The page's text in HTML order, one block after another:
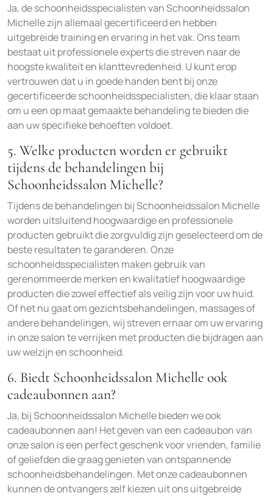
Ja, de schoonheidsspecialisten van Schoonheidssalon
Michelle zijn allemaal gecertificeerd en hebben
uitgebreide training en ervaring in het vak. Ons team
bestaat uit professionele experts die streven naar de
hoogste kwaliteit en klanttevredenheid. U kunt erop
vertrouwen dat u in goede handen bent bij onze
gecertificeerde schoonheidsspecialisten, die klaar staan
om u een op maat gemaakte behandeling te bieden die
aan uw specifieke behoeften voldoet.
5. Welke producten worden er gebruikt
tijdens de behandelingen bij
Schoonheidssalon Michelle?
Tijdens de behandelingen bij Schoonheidssalon Michelle
worden uitsluitend hoogwaardige en professionele
producten gebruikt die zorgvuldig zijn geselecteerd om de
beste resultaten te garanderen. Onze
schoonheidsspecialisten maken gebruik van
gerenommeerde merken en kwalitatief hoogwaardige
producten die zowel effectief als veilig zijn voor uw huid.
Of het nu gaat om gezichtsbehandelingen, massages of
andere behandelingen, wij streven ernaar om uw ervaring
in onze salon te verrijken met producten die bijdragen aan
uw welzijn en schoonheid.
6. Biedt Schoonheidssalon Michelle ook
cadeaubonnen aan?
Ja, bij Schoonheidssalon Michelle bieden we ook
cadeaubonnen aan! Het geven van een cadeaubon van
onze salon is een perfect geschenk voor vrienden, familie
of geliefden die graag genieten van ontspannende
schoonheidsbehandelingen. Met onze cadeaubonnen
kunnen de ontvangers zelf kiezen uit ons uitgebreide